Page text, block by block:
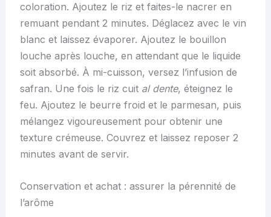
coloration. Ajoutez le riz et faites-le nacrer en
remuant pendant 2 minutes. Déglacez avec le vin
blanc et laissez évaporer. Ajoutez le bouillon
louche après louche, en attendant que le liquide
soit absorbé. À mi-cuisson, versez l’infusion de
safran. Une fois le riz cuit al dente, éteignez le
feu. Ajoutez le beurre froid et le parmesan, puis
mélangez vigoureusement pour obtenir une
texture crémeuse. Couvrez et laissez reposer 2
minutes avant de servir.
Conservation et achat : assurer la pérennité de
l’arôme